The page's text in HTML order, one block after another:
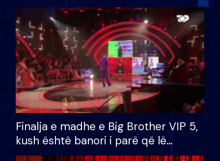
Finalja e madhe e Big Brother VIP 5,
kush është banori i parë që lë
shtëpinë dhe humb mundësinë për